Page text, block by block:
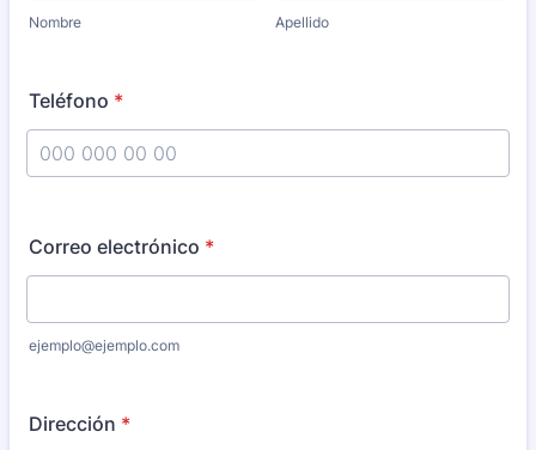
Nombre Apellido
Teléfono *
Correo electrónico *
ejemplo@ejemplo.com
Dirección *